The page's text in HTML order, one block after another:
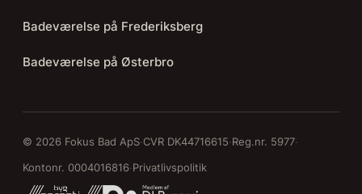
Badeværelse på Frederiksberg
Badeværelse på Østerbro
© 2026 Fokus Bad ApS·CVR DK44716615·Reg.nr. 5977·
Kontonr. 0004016816·Privatlivspolitik